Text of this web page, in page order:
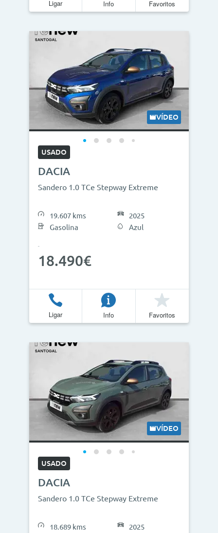
Ligar Info Favoritos
VÍDEO
USADO
DACIA
Sandero 1.0 TCe Stepway Extreme
19.607 kms
Gasolina
2025
Azul
18.490€
Ligar Info Favoritos
VÍDEO
USADO
DACIA
Sandero 1.0 TCe Stepway Extreme
18.689 kms
2025